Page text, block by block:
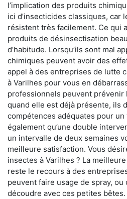
l’implication des produits
ici d’insecticides classiques, car
résistent très facilement. Ce qui
produits de désinsectisation
d’habitude. Lorsqu’ils sont mal
chimiques peuvent avoir des
appel à des entreprises de lutte
à Varilhes pour vous en
professionnels peuvent prévenir
quand elle est déjà présente, ils
compétences adéquates pour
également qu’une double
un intervalle de deux semaines
meilleure satisfaction. Vous
insectes à Varilhes ? La
reste le recours à des
peuvent faire usage de spray, ou
découdre avec ces petites